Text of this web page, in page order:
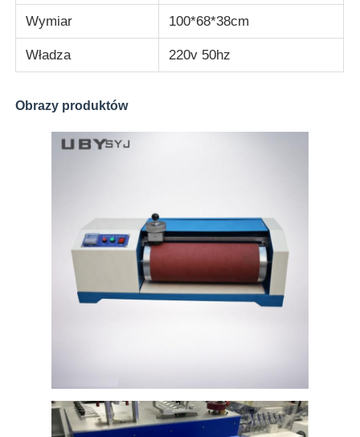
Wymiar 100*68*38cm
Władza 220v 50hz
Obrazy produktów